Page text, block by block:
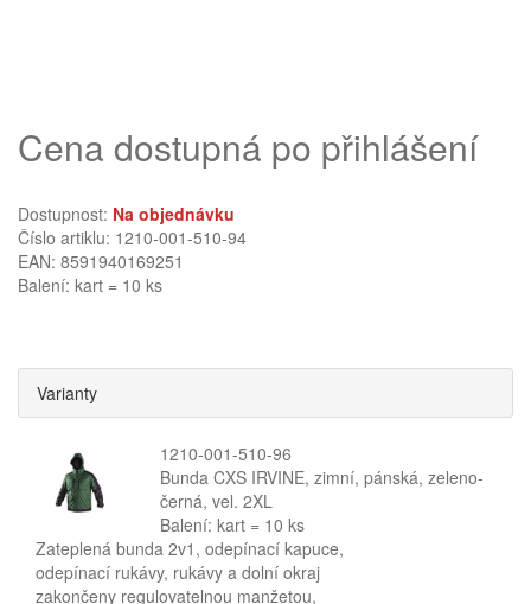
Cena dostupná po přihlášení
Dostupnost: Na objednávku
Číslo artiklu: 1210-001-510-94
EAN: 8591940169251
Balení: kart = 10 ks
Varianty
1210-001-510-96
Bunda CXS IRVINE, zimní, pánská, zeleno-
černá, vel. 2XL
Balení: kart = 10 ks
Zateplená bunda 2v1, odepínací kapuce,
odepínací rukávy, rukávy a dolní okraj
zakončeny regulovatelnou manžetou,